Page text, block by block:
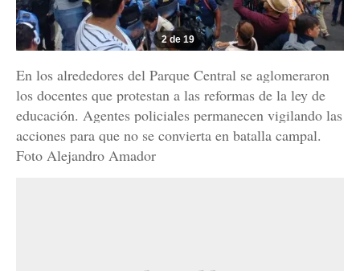
2 de 19
En los alrededores del Parque Central se aglomeraron
los docentes que protestan a las reformas de la ley de
educación. Agentes policiales permanecen vigilando las
acciones para que no se convierta en batalla campal.
Foto Alejandro Amador